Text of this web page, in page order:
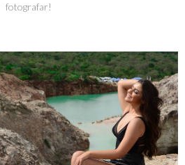
fotografar!